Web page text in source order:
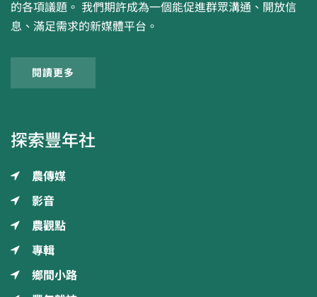
的各項議題。 我們期許成為一個能促進群眾溝通、開放信
息、滿足需求的新媒體平台。
閱讀更多
探索豐年社
農傳媒
影音
農觀點
專輯
鄉間小路